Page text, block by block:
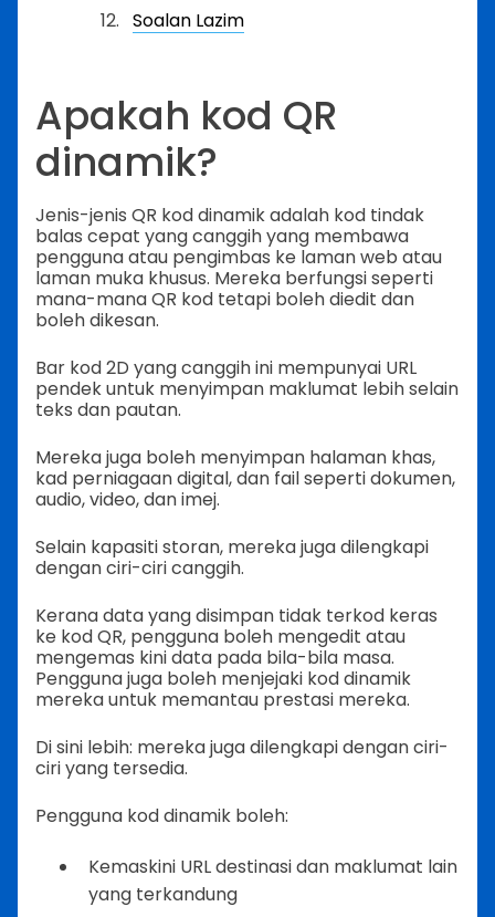
Soalan Lazim
Apakah kod QR
dinamik?
Jenis-jenis QR kod dinamik adalah kod tindak
balas cepat yang canggih yang membawa
pengguna atau pengimbas ke laman web atau
laman muka khusus. Mereka berfungsi seperti
mana-mana QR kod tetapi boleh diedit dan
boleh dikesan.
Bar kod 2D yang canggih ini mempunyai URL
pendek untuk menyimpan maklumat lebih selain
teks dan pautan.
Mereka juga boleh menyimpan halaman khas,
kad perniagaan digital, dan fail seperti dokumen,
audio, video, dan imej.
Selain kapasiti storan, mereka juga dilengkapi
dengan ciri-ciri canggih.
Kerana data yang disimpan tidak terkod keras
ke kod QR, pengguna boleh mengedit atau
mengemas kini data pada bila-bila masa.
Pengguna juga boleh menjejaki kod dinamik
mereka untuk memantau prestasi mereka.
Di sini lebih: mereka juga dilengkapi dengan ciri-
ciri yang tersedia.
Pengguna kod dinamik boleh:
Kemaskini URL destinasi dan maklumat lain
yang terkandung